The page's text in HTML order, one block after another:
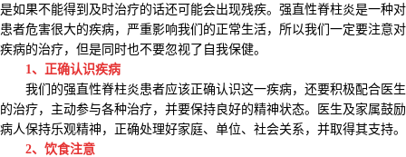
是如果不能得到及时治疗的话还可能会出现残疾。强直性脊柱炎是一种对
患者危害很大的疾病，严重影响我们的正常生活，所以我们一定要注意对
疾病的治疗，但是同时也不要忽视了自我保健。
1、正确认识疾病
我们的强直性脊柱炎患者应该正确认识这一疾病，还要积极配合医生
的治疗，主动参与各种治疗，并要保持良好的精神状态。医生及家属鼓励
病人保持乐观精神，正确处理好家庭、单位、社会关系，并取得其支持。
2、饮食注意